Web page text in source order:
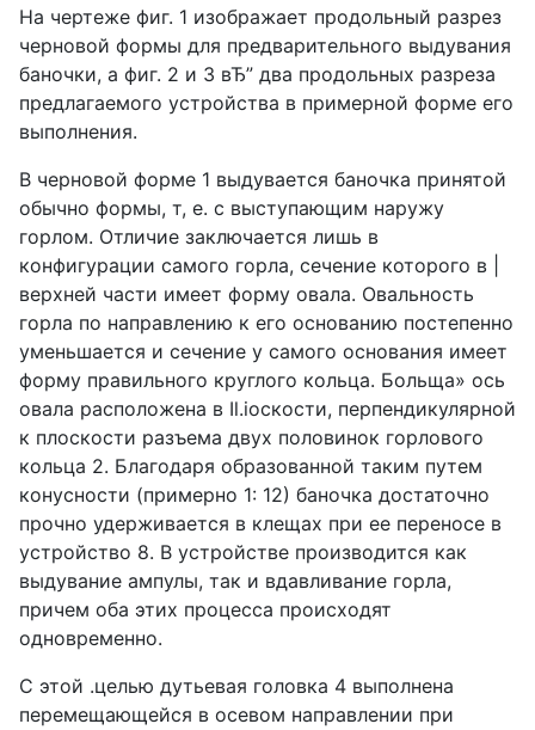
На чертеже фиг. 1 изображает продольный разрез
черновой формы для предварительного выдувания
баночки, а фиг. 2 и 3 вЂ” два продольных разреза
предлагаемого устройства в примерной форме его
выполнения.
В черновой форме 1 выдувается баночка принятой
обычно формы, т, е. с выступающим наружу
горлом. Отличие заключается лишь в
конфигурации самого горла, сечение которого в |
верхней части имеет форму овала. Овальность
горла по направлению к его основанию постепенно
уменьшается и сечение у самого основания имеет
форму правильного круглого кольца. Больща» oсь
овала расположена в Il.ioскости, перпендикулярной
к плоскости разъема двух половинок горлового
кольца 2. Благодаря образованной таким путем
конусности (примерно 1: 12) баночка достаточно
прочно удерживается в клещах при ее переносе в
устройство 8. В устройстве производится как
выдувание ампулы, так и вдавливание горла,
причем оба этих процесса происходят
одновременно.
С этой .целью дутьевая головка 4 выполнена
перемещающейся в осевом направлении при